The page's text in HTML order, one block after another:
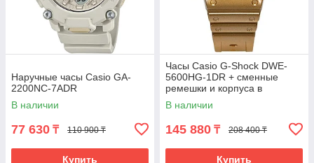
Наручные часы Casio GA-
2200NC-7ADR
В наличии
77 630 ₸ 110 900 ₸
Купить
Часы Casio G-Shock DWE-
5600HG-1DR + сменные
ремешки и корпуса в
комплекте. Лимитированная
серия.
В наличии
145 880 ₸ 208 400 ₸
Купить